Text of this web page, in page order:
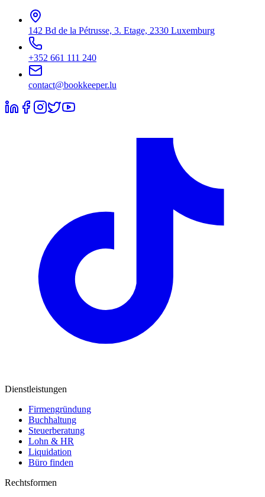
142 Bd de la Pétrusse, 3. Etage, 2330 Luxemburg
+352 661 111 240
contact@bookkeeper.lu
Dienstleistungen
Firmengründung
Buchhaltung
Steuerberatung
Lohn & HR
Liquidation
Büro finden
Rechtsformen